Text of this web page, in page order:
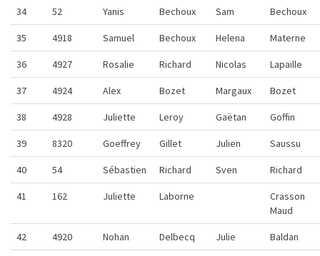
34 52 Yanis Bechoux Sam Bechoux
35 4918 Samuel Bechoux Helena Materne
36 4927 Rosalie Richard Nicolas Lapaille
37 4924 Alex Bozet Margaux Bozet
38 4928 Juliette Leroy Gaëtan Goffin
39 8320 Goeffrey Gillet Julien Saussu
40 54 Sébastien Richard Sven Richard
41 162 Juliette Laborne
Crasson
Maud
42 4920 Nohan Delbecq Julie Baldan